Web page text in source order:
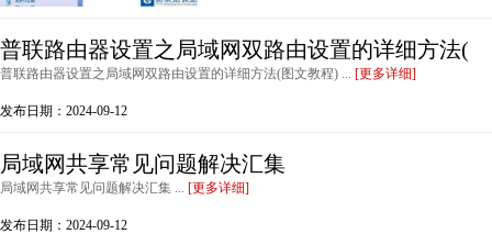
普联路由器设置之局域网双路由设置的详细方法(
普联路由器设置之局域网双路由设置的详细方法(图文教程) ... [更多详细]
发布日期：2024-09-12
局域网共享常见问题解决汇集
局域网共享常见问题解决汇集 ... [更多详细]
发布日期：2024-09-12